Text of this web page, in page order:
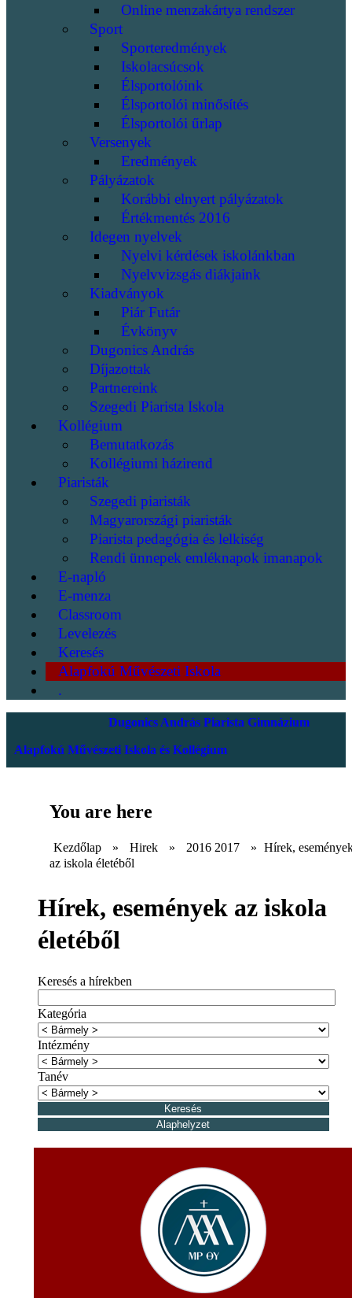
Online menzakártya rendszer
Sport
Sporteredmények
Iskolacsúcsok
Élsportolóink
Élsportolói minősítés
Élsportolói űrlap
Versenyek
Eredmények
Pályázatok
Korábbi elnyert pályázatok
Értékmentés 2016
Idegen nyelvek
Nyelvi kérdések iskolánkban
Nyelvvizsgás diákjaink
Kiadványok
Piár Futár
Évkönyv
Dugonics András
Díjazottak
Partnereink
Szegedi Piarista Iskola
Kollégium
Bemutatkozás
Kollégiumi házirend
Piaristák
Szegedi piaristák
Magyarországi piaristák
Piarista pedagógia és lelkiség
Rendi ünnepek emléknapok imanapok
E-napló
E-menza
Classroom
Levelezés
Keresés
Alapfokú Művészeti Iskola
.
Dugonics András Piarista Gimnázium
Alapfokú Művészeti Iskola és Kollégium
You are here
Kezdőlap » Hirek » 2016 2017 » Hírek,
az iskola életéből
Hírek, események az iskola
életéből
Keresés a hírekben
Kategória
Intézmény
Tanév